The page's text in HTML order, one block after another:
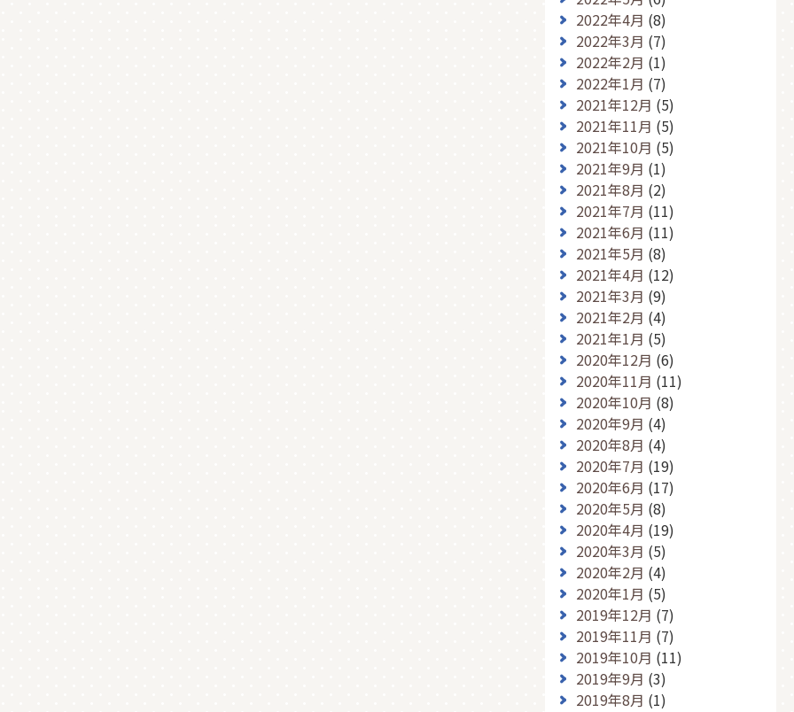
2022年4月 (8)
2022年3月 (7)
2022年2月 (1)
2022年1月 (7)
2021年12月 (5)
2021年11月 (5)
2021年10月 (5)
2021年9月 (1)
2021年8月 (2)
2021年7月 (11)
2021年6月 (11)
2021年5月 (8)
2021年4月 (12)
2021年3月 (9)
2021年2月 (4)
2021年1月 (5)
2020年12月 (6)
2020年11月 (11)
2020年10月 (8)
2020年9月 (4)
2020年8月 (4)
2020年7月 (19)
2020年6月 (17)
2020年5月 (8)
2020年4月 (19)
2020年3月 (5)
2020年2月 (4)
2020年1月 (5)
2019年12月 (7)
2019年11月 (7)
2019年10月 (11)
2019年9月 (3)
2019年8月 (1)